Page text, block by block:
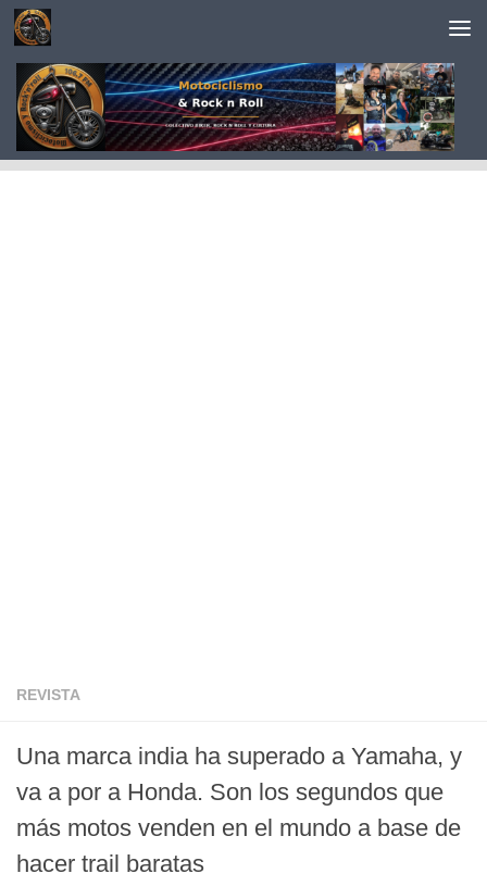
Saltar al contenido
REVISTA
Una marca india ha superado a Yamaha, y
va a por a Honda. Son los segundos que
más motos venden en el mundo a base de
hacer trail baratas